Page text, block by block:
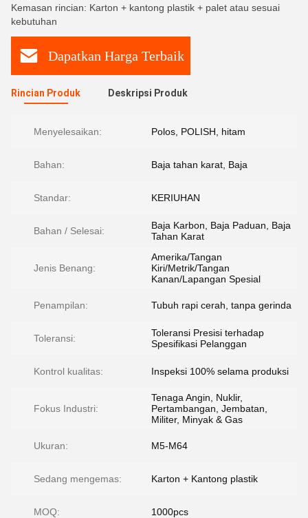
Kemasan rincian: Karton + kantong plastik + palet atau sesuai
kebutuhan
Dapatkan Harga Terbaik
Rincian Produk Deskripsi Produk
Menyelesaikan: Polos, POLISH, hitam
Bahan: Baja tahan karat, Baja
Standar: KERIUHAN
Bahan / Selesai:
Baja Karbon, Baja Paduan, Baja
Tahan Karat
Jenis Benang:
Amerika/Tangan
Kiri/Metrik/Tangan
Kanan/Lapangan Spesial
Penampilan: Tubuh rapi cerah, tanpa gerinda
Toleransi:
Toleransi Presisi terhadap
Spesifikasi Pelanggan
Kontrol kualitas: Inspeksi 100% selama produksi
Fokus Industri:
Tenaga Angin, Nuklir,
Pertambangan, Jembatan,
Militer, Minyak & Gas
Ukuran: M5-M64
Sedang mengemas: Karton + Kantong plastik
MOQ: 1000pcs